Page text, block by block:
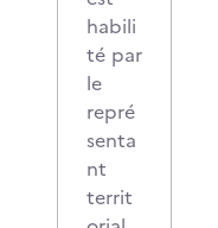
habili
té par
le
repré
senta
nt
territ